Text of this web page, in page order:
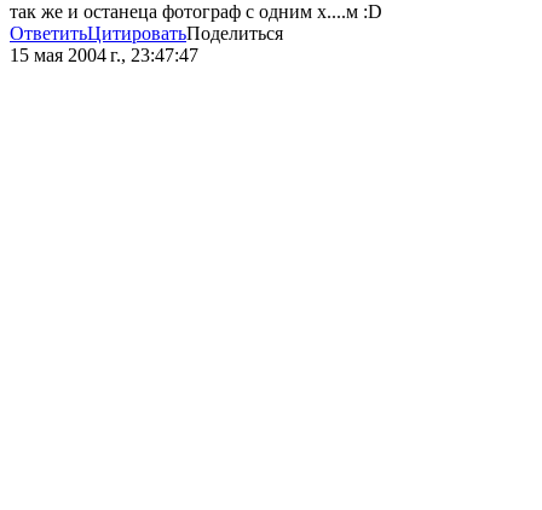
так же и останеца фотограф с одним х....м :D
ОтветитьЦитироватьПоделиться
15 мая 2004 г., 23:47:47